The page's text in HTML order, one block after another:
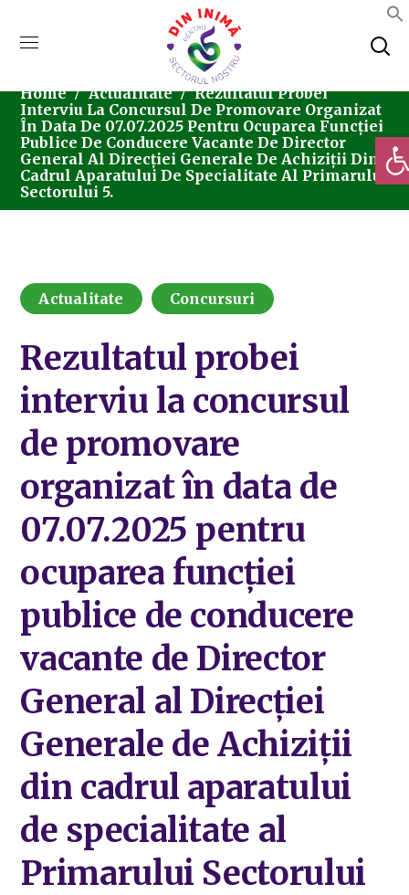
Home Actualitate
Rezultatul Probei
Interviu La Concursul De Promovare Organizat
În Data De 07.07.2025 Pentru Ocuparea Funcției
Publice De Conducere Vacante De Director
General Al Direcției Generale De Achiziții Din
Cadrul Aparatului De Specialitate Al Primarului
Sectorului 5.
Actualitate Concursuri
Rezultatul probei
interviu la concursul
de promovare
organizat în data de
07.07.2025 pentru
ocuparea funcției
publice de conducere
vacante de Director
General al Direcției
Generale de Achiziții
din cadrul aparatului
de specialitate al
Primarului Sectorului